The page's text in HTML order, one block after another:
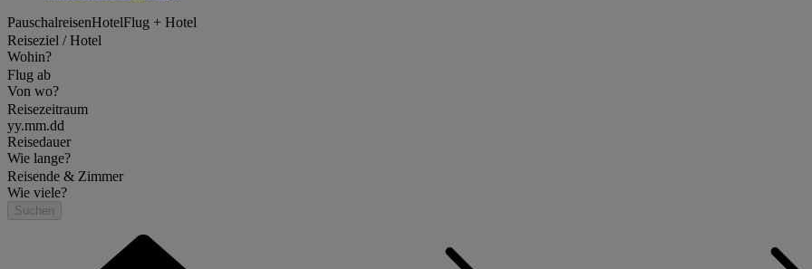
PauschalreisenHotelFlug + Hotel
Reiseziel / Hotel
Wohin?
Flug ab
Von wo?
Reisezeitraum
yy.mm.dd
Reisedauer
Wie lange?
Reisende & Zimmer
Wie viele?
Suchen